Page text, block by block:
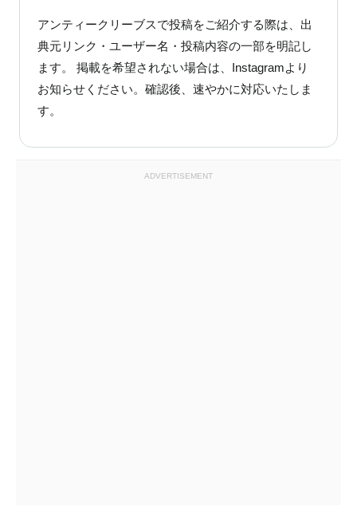
アンティークリーブスで投稿をご紹介する際は、出
典元リンク・ユーザー名・投稿内容の一部を明記し
ます。 掲載を希望されない場合は、Instagramより
お知らせください。確認後、速やかに対応いたしま
す。
ADVERTISEMENT